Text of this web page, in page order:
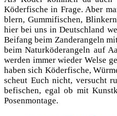
Köder­fi­sche in Fra­ge. Aber
blern, Gum­mi­fi­schen,
hier bei uns in Deutsch­land
Bei­fang beim Zan­der­an­geln
beim Natur­kö­der­an­geln auf
wer­den immer wie­der Wel­se
haben sich Köder­fi­sche,
scheut Euch nicht, ver­sucht
befi­schen, egal ob mit
Posenmontage.